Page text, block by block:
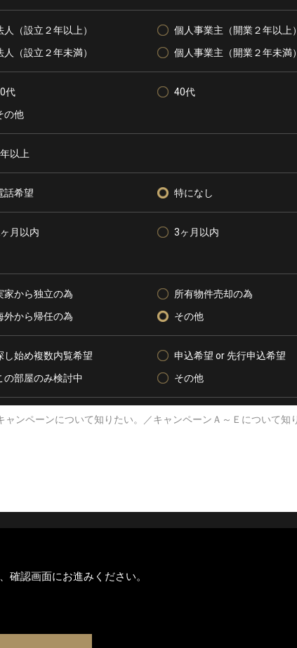
人（設立２年以上）
個人事業主（開業２年以上）
人（設立２年未満） 個人事業主（開業２年未満）
代
40代
の他
以上
話希望 特になし
月以内
3ヶ月以内
家から独立の為
所有物件売却の為
外から帰任の為 その他
し始め複数内覧希望
申込希望 or 先行申込希望
の部屋のみ検討中 その他
確認画面にお進みください。